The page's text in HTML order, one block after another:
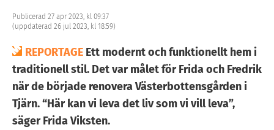
Publicerad 27 apr 2023, kl 09:37
(uppdaterad 26 jul 2023, kl 18:59)
REPORTAGE Ett modernt och funktionellt hem i
traditionell stil. Det var målet för Frida och Fredrik
när de började renovera Västerbottensgården i
Tjärn. “Här kan vi leva det liv som vi vill leva”,
säger Frida Viksten.